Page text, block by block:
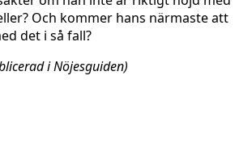
Och kommer hans närmaste att
det i så fall?
i Nöjesguiden)